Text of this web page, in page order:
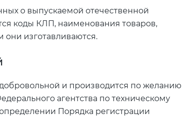
о выпускаемой отечественной
коды КЛП, наименования товаров,
они изготавливаются.
и производится по желанию
агентства по техническому
Порядка регистрации